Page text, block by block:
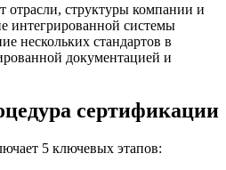
отрасли, структуры компании и
интегрированной системы
нескольких стандартов в
документацией и
сертификации
5 ключевых этапов: